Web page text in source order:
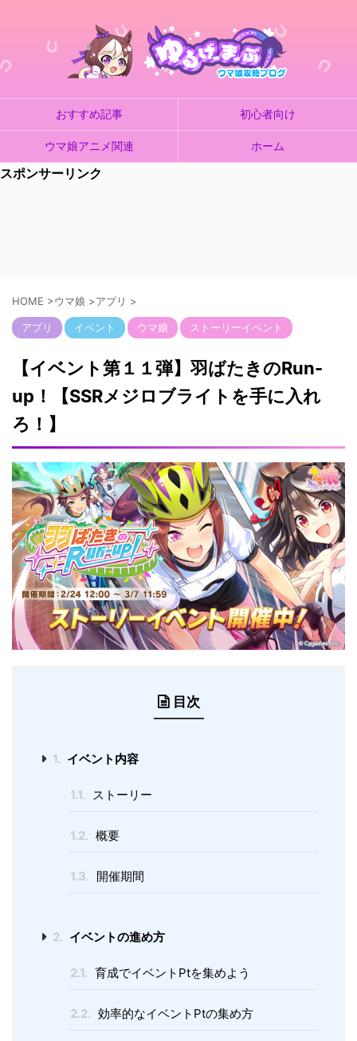
おすすめ記事 初心者向け
ウマ娘アニメ関連 ホーム
スポンサーリンク
HOME >ウマ娘 >アプリ >
アプリ イベント ウマ娘 ストーリーイベント
【イベント第１１弾】羽ばたきのRun-
up！【SSRメジロブライトを手に入れ
ろ！】
目次
1. イベント内容
1.1. ストーリー
1.2. 概要
1.3. 開催期間
2. イベントの進め方
2.1. 育成でイベントPtを集めよう
2.2. 効率的なイベントPtの集め方